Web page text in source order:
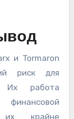
и Tormaron
риск для
Их работа
крайне